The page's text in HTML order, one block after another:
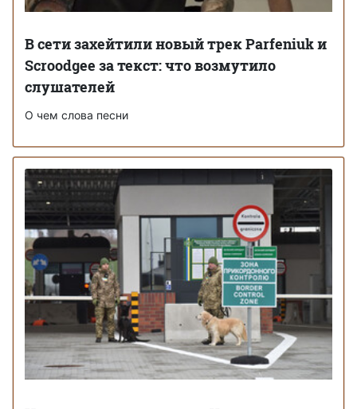
В сети захейтили новый трек Parfeniuk и
Scroodgee за текст: что возмутило
слушателей
О чем слова песни